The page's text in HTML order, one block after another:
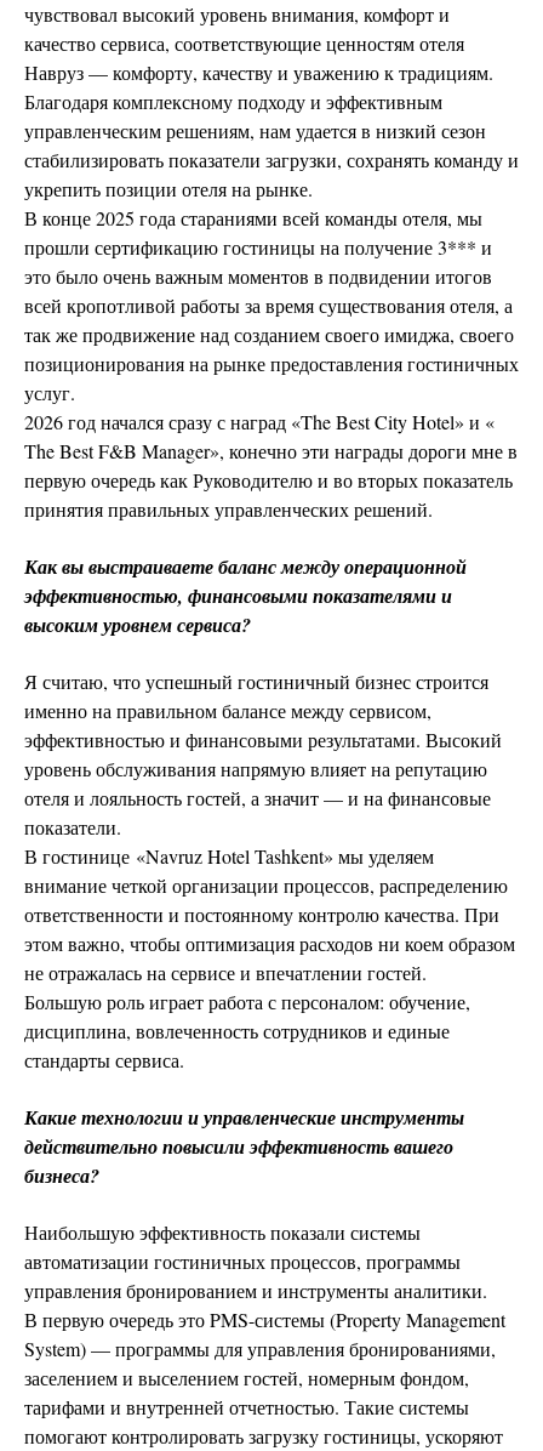
чувствовал высокий уровень внимания, комфорт и
качество сервиса, соответствующие ценностям отеля
Навруз — комфорту, качеству и уважению к традициям.
Благодаря комплексному подходу и эффективным
управленческим решениям, нам удается в низкий сезон
стабилизировать показатели загрузки, сохранять команду и
укрепить позиции отеля на рынке.
В конце 2025 года стараниями всей команды отеля, мы
прошли сертификацию гостиницы на получение 3*** и
это было очень важным моментов в подвидении итогов
всей кропотливой работы за время существования отеля, а
так же продвижение над созданием своего имиджа, своего
позиционирования на рынке предоставления гостиничных
услуг.
2026 год начался сразу с наград «The Best City Hotel» и «
The Best F&B Manager», конечно эти награды дороги мне в
первую очередь как Руководителю и во вторых показатель
принятия правильных управленческих решений.
Как вы выстраиваете баланс между операционной
эффективностью, финансовыми показателями и
высоким уровнем сервиса?
Я считаю, что успешный гостиничный бизнес строится
именно на правильном балансе между сервисом,
эффективностью и финансовыми результатами. Высокий
уровень обслуживания напрямую влияет на репутацию
отеля и лояльность гостей, а значит — и на финансовые
показатели.
В гостинице «Navruz Hotel Tashkent» мы уделяем
внимание четкой организации процессов, распределению
ответственности и постоянному контролю качества. При
этом важно, чтобы оптимизация расходов ни коем образом
не отражалась на сервисе и впечатлении гостей.
Большую роль играет работа с персоналом: обучение,
дисциплина, вовлеченность сотрудников и единые
стандарты сервиса.
Какие технологии и управленческие инструменты
действительно повысили эффективность вашего
бизнеса?
Наибольшую эффективность показали системы
автоматизации гостиничных процессов, программы
управления бронированием и инструменты аналитики.
В первую очередь это PMS-системы (Property Management
System) — программы для управления бронированиями,
заселением и выселением гостей, номерным фондом,
тарифами и внутренней отчетностью. Такие системы
помогают контролировать загрузку гостиницы, ускоряют